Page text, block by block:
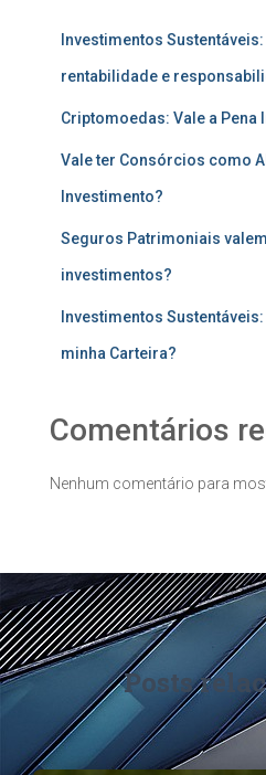
Investimentos
rentabilidade e
Criptomoedas: Vale a Pena
Vale ter Consórcios como
Investimento?
Seguros Patrimoniais
investimentos?
Investimentos
minha Carteira?
Comentários
Nenhum comentário para
Posts